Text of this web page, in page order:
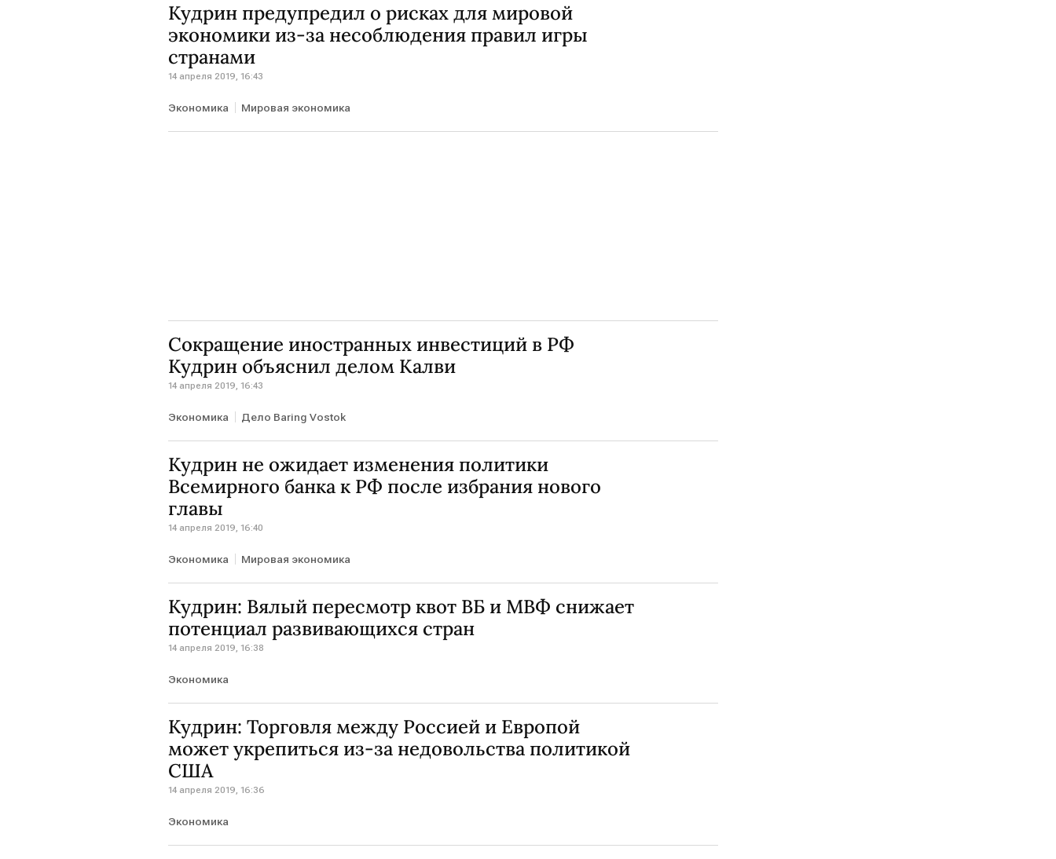
Кудрин предупредил о рисках для мировой
экономики из-за несоблюдения правил игры
странами
14 апреля 2019, 16:43
Экономика Мировая экономика
Сокращение иностранных инвестиций в РФ
Кудрин объяснил делом Калви
14 апреля 2019, 16:43
Экономика Дело Baring Vostok
Кудрин не ожидает изменения политики
Всемирного банка к РФ после избрания нового
главы
14 апреля 2019, 16:40
Экономика Мировая экономика
Кудрин: Вялый пересмотр квот ВБ и МВФ снижает
потенциал развивающихся стран
14 апреля 2019, 16:38
Экономика
Кудрин: Торговля между Россией и Европой
может укрепиться из-за недовольства политикой
США
14 апреля 2019, 16:36
Экономика